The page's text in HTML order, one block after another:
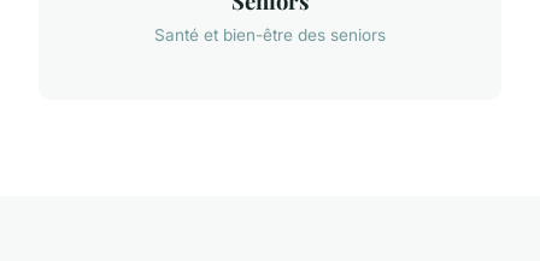
Santé et bien-être des seniors